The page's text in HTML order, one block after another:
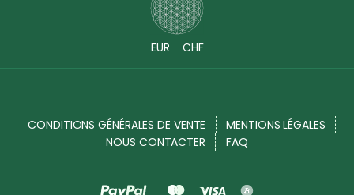
EUR CHF
CONDITIONS GÉNÉRALES DE VENTE
MENTIONS LÉGALES
NOUS CONTACTER
FAQ